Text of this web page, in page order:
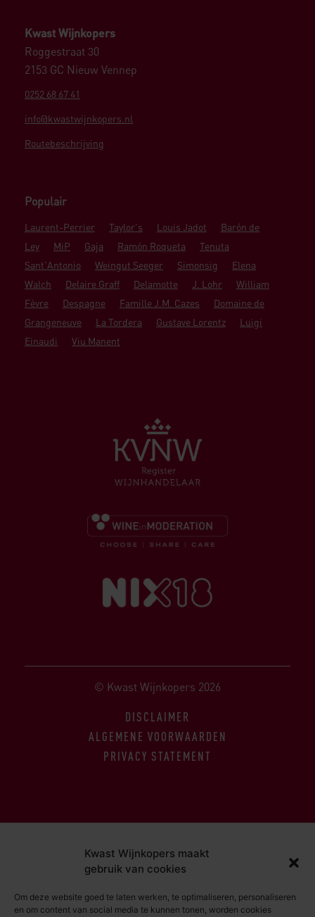
Kwast Wijnkopers maakt
gebruik van cookies
Om deze website goed te laten werken, te optimaliseren, personaliseren
en om content van social media te kunnen tonen, worden cookies
Kwast Wijnkopers
Roggestraat 30
2153 GC Nieuw Vennep
0252 68 67 41
info@kwastwijnkopers.nl
Routebeschrijving
Populair
Laurent-Perrier Taylor's Louis Jadot
Barón de
Ley
MiP Gaja Ramón Roqueta
Tenuta
Sant'Antonio
Weingut Seeger Simonsig
Elena
Walch
Delaire Graff Delamotte J. Lohr
William
Fèvre
Despagne Famille J.M. Cazes
Domaine de
Grangeneuve
La Tordera Gustave Lorentz
Luigi
Einaudi
Viu Manent
© Kwast Wijnkopers 2026
DISCLAIMER
ALGEMENE VOORWAARDEN
PRIVACY STATEMENT